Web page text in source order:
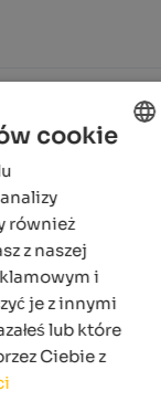
everything was
breakfast
cookie
również
z naszej
i
je z innymi
lub które
Ciebie z